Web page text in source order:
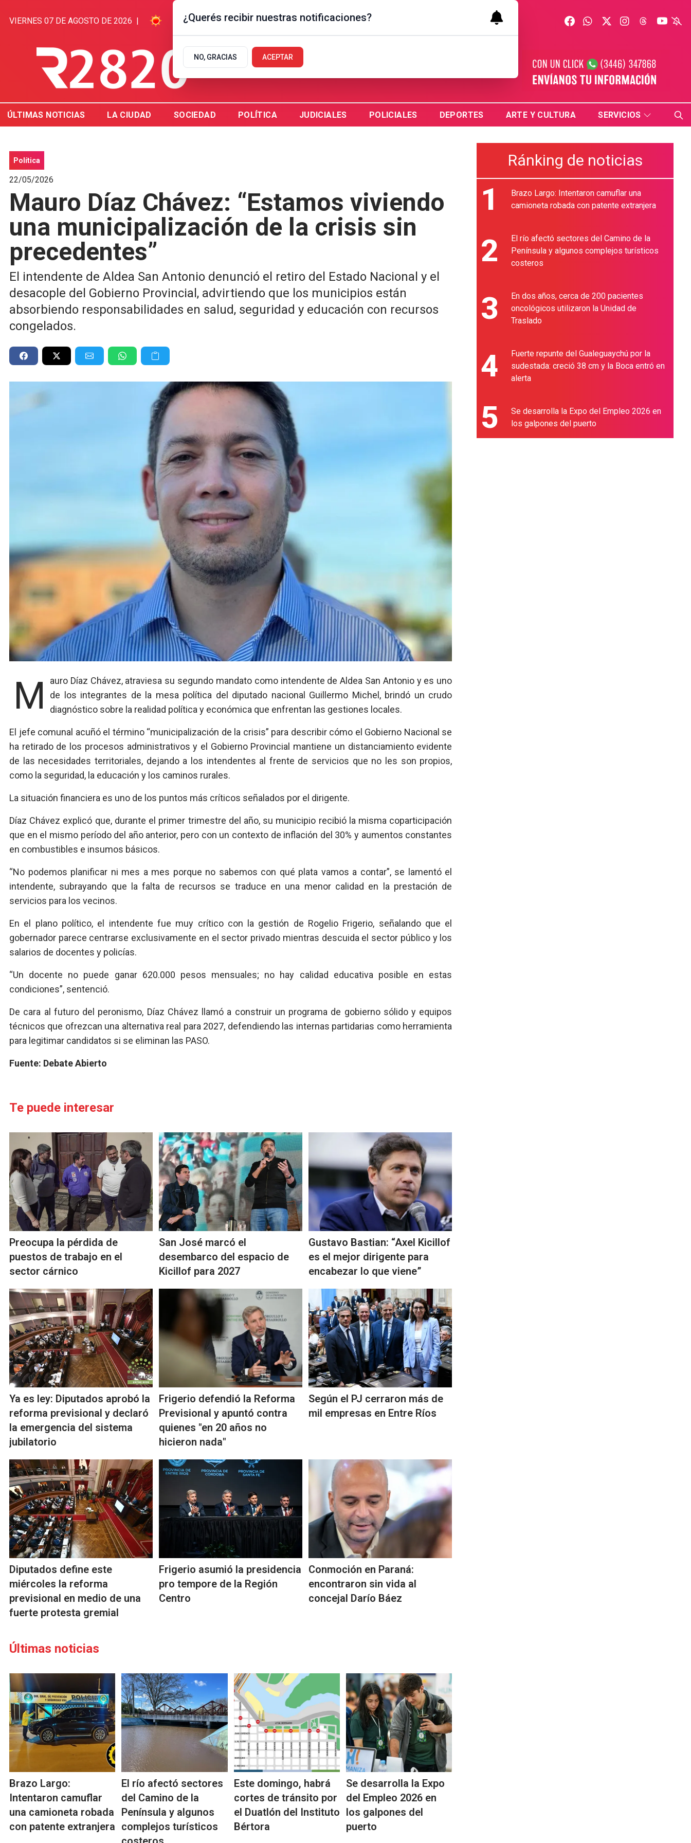
VIERNES 07 DE AGOSTO DE 2026 | 11.6ºC | GUALEGUAYCHÚ, AR
ÚLTIMAS NOTICIAS LA CIUDAD SOCIEDAD POLÍTICA JUDICIALES POLICIALES DEPORTES ARTE Y CULTURA SERVICIOS
Polí­tica
22/05/2026
Mauro Díaz Chávez: “Estamos viviendo
una municipalización de la crisis sin
precedentes”
El intendente de Aldea San Antonio denunció el retiro del Estado Nacional y el
desacople del Gobierno Provincial, advirtiendo que los municipios están
absorbiendo responsabilidades en salud, seguridad y educación con recursos
congelados.
Mauro Díaz Chávez, atraviesa su segundo mandato como intendente de Aldea San Antonio y es uno
de los integrantes de la mesa política del diputado nacional Guillermo Michel, brindó un crudo
diagnóstico sobre la realidad política y económica que enfrentan las gestiones locales.
El jefe comunal acuñó el término “municipalización de la crisis” para describir cómo el Gobierno Nacional se
ha retirado de los procesos administrativos y el Gobierno Provincial mantiene un distanciamiento evidente
de las necesidades territoriales, dejando a los intendentes al frente de servicios que no les son propios,
como la seguridad, la educación y los caminos rurales.
La situación financiera es uno de los puntos más críticos señalados por el dirigente.
Díaz Chávez explicó que, durante el primer trimestre del año, su municipio recibió la misma coparticipación
que en el mismo período del año anterior, pero con un contexto de inflación del 30% y aumentos constantes
en combustibles e insumos básicos.
“No podemos planificar ni mes a mes porque no sabemos con qué plata vamos a contar”, se lamentó el
intendente, subrayando que la falta de recursos se traduce en una menor calidad en la prestación de
servicios para los vecinos.
En el plano político, el intendente fue muy crítico con la gestión de Rogelio Frigerio, señalando que el
gobernador parece centrarse exclusivamente en el sector privado mientras descuida el sector público y los
salarios de docentes y policías.
“Un docente no puede ganar 620.000 pesos mensuales; no hay calidad educativa posible en estas
condiciones”, sentenció.
De cara al futuro del peronismo, Díaz Chávez llamó a construir un programa de gobierno sólido y equipos
técnicos que ofrezcan una alternativa real para 2027, defendiendo las internas partidarias como herramienta
para legitimar candidatos si se eliminan las PASO.
Fuente: Debate Abierto
Te puede interesar
Preocupa la pérdida de
puestos de trabajo en el
sector cárnico
San José marcó el
desembarco del espacio de
Kicillof para 2027
Gustavo Bastian: “Axel Kicillof
es el mejor dirigente para
encabezar lo que viene”
Ya es ley: Diputados aprobó la
reforma previsional y declaró
la emergencia del sistema
jubilatorio
Frigerio defendió la Reforma
Previsional y apuntó contra
quienes "en 20 años no
hicieron nada"
Según el PJ cerraron más de
mil empresas en Entre Ríos
Diputados define este
miércoles la reforma
previsional en medio de una
fuerte protesta gremial
Frigerio asumió la presidencia
pro tempore de la Región
Centro
Conmoción en Paraná:
encontraron sin vida al
concejal Darío Báez
Últimas noticias
Brazo Largo:
Intentaron camuflar
una camioneta robada
con patente extranjera
El río afectó sectores
del Camino de la
Península y algunos
complejos turísticos
Este domingo, habrá
cortes de tránsito por
el Duatlón del Instituto
Bértora
Se desarrolla la Expo
del Empleo 2026 en
los galpones del
puerto
Ránking de noticias
1
Brazo Largo: Intentaron camuflar una
camioneta robada con patente extranjera
2
El río afectó sectores del Camino de la
Península y algunos complejos turísticos
costeros
3
En dos años, cerca de 200 pacientes
oncológicos utilizaron la Unidad de
Traslado
4
Fuerte repunte del Gualeguaychú por la
sudestada: creció 38 cm y la Boca entró en
alerta
5
Se desarrolla la Expo del Empleo 2026 en
los galpones del puerto
¿Querés recibir nuestras notificaciones?
NO, GRACIAS ACEPTAR